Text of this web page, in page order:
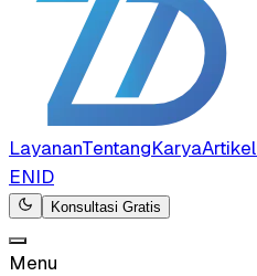
LayananTentangKaryaArtikel
ENID
Konsultasi Gratis
Menu